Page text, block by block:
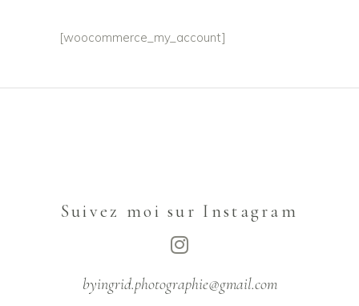
[woocommerce_my_account]
Suivez moi sur Instagram
byingrid.photographie@gmail.com